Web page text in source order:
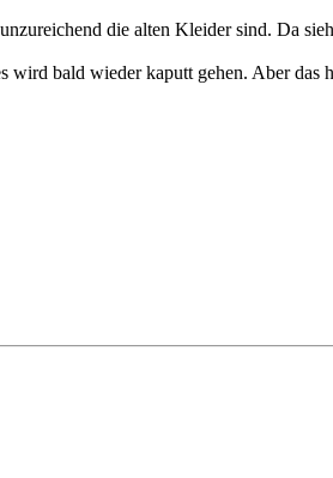
die alten Kleider sind. Da
wird bald wieder kaputt gehen. Aber das